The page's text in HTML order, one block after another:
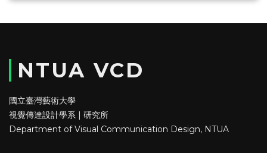
NTUA VCD
國立臺灣藝術大學
視覺傳達設計學系 | 研究所
Department of Visual Communication Design, NTUA